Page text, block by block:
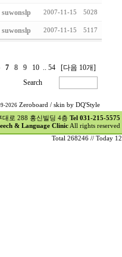
suwonslp 2007-11-15 5028
suwonslp 2007-11-15 5117
7 8 9 10 .. 54
[다음 10개]
Search
2026 Zeroboard / skin by DQ'Style
로 288 홍신빌딩 4층 Tel 031-215-5575
& Language Clinic All rights reserved
Total 268246 // Today 12